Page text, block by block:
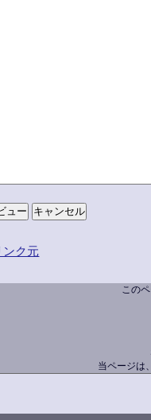
ンク元
この
当ページは